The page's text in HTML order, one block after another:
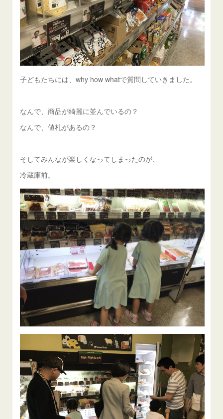
子どもたちには、why how whatで質問していきました。
なんで、商品が綺麗に並んでいるの？
なんで、値札があるの？
そしてみんなが楽しくなってしまったのが、
冷蔵庫前。